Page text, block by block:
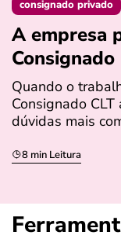
consignado privado
A empresa
Consignado
Quando o
Consignado
dúvidas mais
8 min Leitura